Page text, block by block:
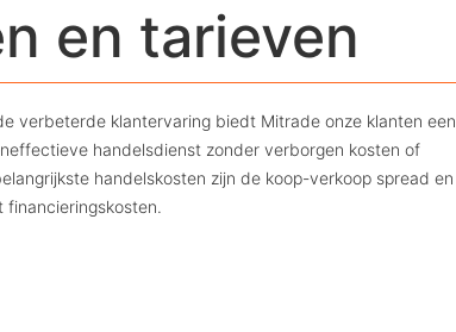
en tarieven
verbeterde klantervaring biedt Mitrade onze klanten een
handelsdienst zonder verborgen kosten of
handelskosten zijn de koop-verkoop spread en